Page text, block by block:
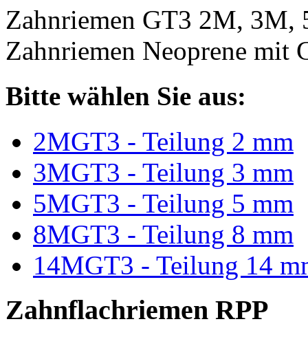
Zahnriemen GT3 2M, 3M,
Zahnriemen Neoprene mit
Bitte wählen Sie aus:
2MGT3 - Teilung 2 mm
3MGT3 - Teilung 3 mm
5MGT3 - Teilung 5 mm
8MGT3 - Teilung 8 mm
14MGT3 - Teilung 14
Zahnflachriemen RPP